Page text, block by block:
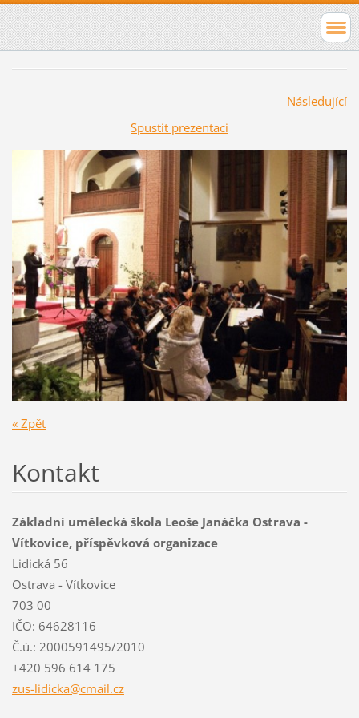
Následující
Spustit prezentaci
« Zpět
Kontakt
Základní umělecká škola Leoše Janáčka Ostrava -
Vítkovice, příspěvková organizace
Lidická 56
Ostrava - Vítkovice
703 00
IČO: 64628116
Č.ú.: 2000591495/2010
+420 596 614 175
zus-lidicka@cmail.cz